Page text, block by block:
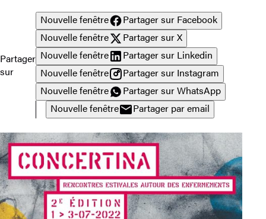
Partager
sur
Nouvelle fenêtre
Partager sur Facebook
Nouvelle fenêtre
Partager sur X
Nouvelle fenêtre
Partager sur Linkedin
Nouvelle fenêtre
Partager sur Instagram
Nouvelle fenêtre
Partager sur WhatsApp
Nouvelle fenêtre
Partager par email